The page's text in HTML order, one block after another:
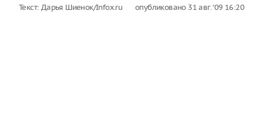
Текст: Дарья Шиенок/Infox.ru опубликовано 31 авг. ‘09 16:20